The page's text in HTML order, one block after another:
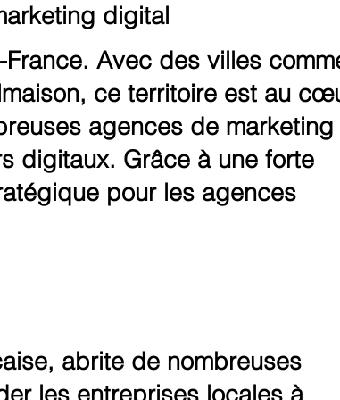
digital
Avec des villes
ce territoire est au
agences de marketing
digitaux. Grâce à une forte
pour les agences
abrite de nombreuses
les entreprises locales à